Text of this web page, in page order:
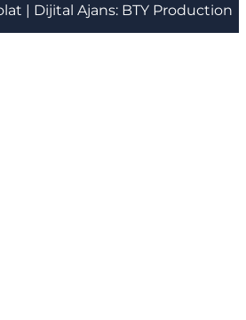
| Dijital Ajans: BTY Production